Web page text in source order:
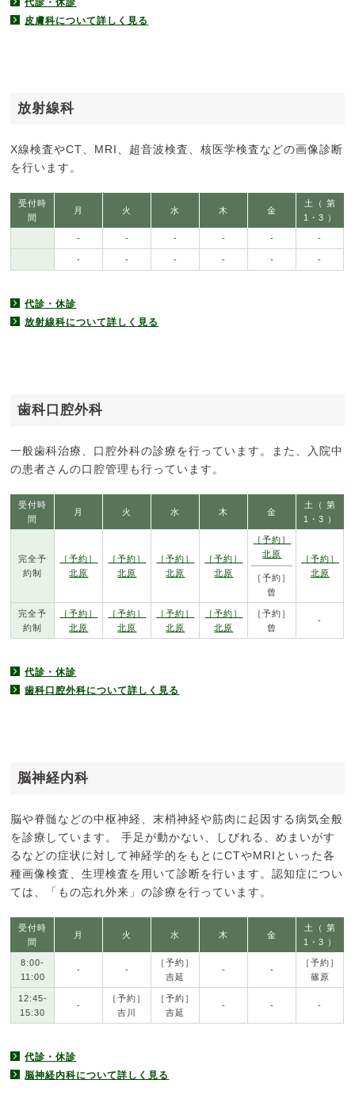
皮膚科について詳しく見る
放射線科
X線検査やCT、MRI、超音波検査、核医学検査などの画像診断
を行います。
受付時
間
月 火 水 木 金
土（ 第
1・3 ）
- - - - - -
- - - - - -
代診・休診
放射線科について詳しく見る
歯科口腔外科
一般歯科治療、口腔外科の診療を行っています。また、入院中
の患者さんの口腔管理も行っています。
受付時
間
月 火 水 木 金
土（ 第
1・3 ）
完全予
約制
［予約］
北原
［予約］
北原
［予約］
北原
［予約］
北原
［予約］
北原
［予約］
曾
［予約］
北原
完全予
約制
［予約］
北原
［予約］
北原
［予約］
北原
［予約］
北原
［予約］
曾
-
代診・休診
歯科口腔外科について詳しく見る
脳神経内科
脳や脊髄などの中枢神経、末梢神経や筋肉に起因する病気全般
を診療しています。 手足が動かない、しびれる、めまいがす
るなどの症状に対して神経学的をもとにCTやMRIといった各
種画像検査、生理検査を用いて診断を行います。認知症につい
ては、「もの忘れ外来」の診療を行っています。
受付時
間
月 火 水 木 金
土（ 第
1・3 ）
8:00-
11:00
- -
［予約］
吉延
- -
［予約］
篠原
12:45-
15:30
-
［予約］
吉川
［予約］
吉延
- - -
代診・休診
脳神経内科について詳しく見る